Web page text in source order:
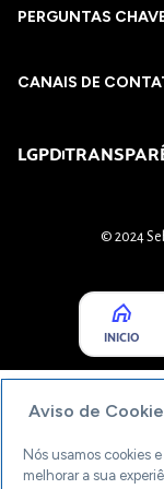
PERGUNTAS
CANAIS DE
LGPD
© 2024
INICIO
Aviso de
Nós usamos cookies
melhorar a sua